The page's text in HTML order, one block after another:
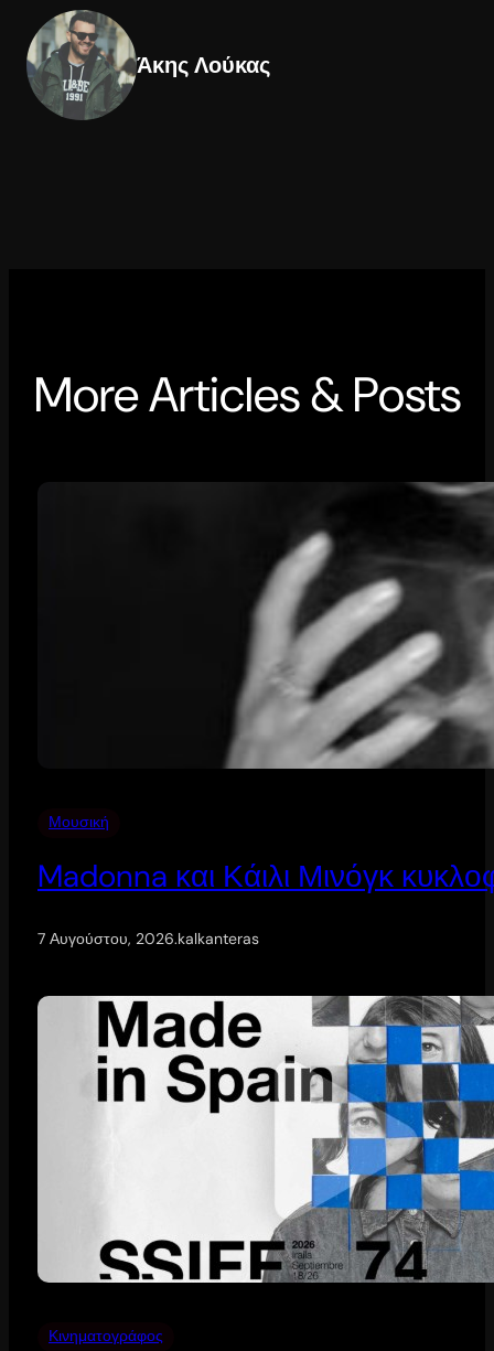
Άκης Λούκας
More Articles & Posts
Μουσική
Madonna και Κάιλι Μινόγκ
7 Αυγούστου, 2026.kalkanteras
Κινηματογράφος